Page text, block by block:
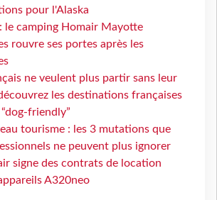
pour l'Alaska
: le camping Homair Mayotte
rouvre ses portes après les
ne veulent plus partir sans leur
les destinations françaises
“dog-friendly”
tourisme : les 3 mutations que
ne peuvent plus ignorer
signe des contrats de location
A320neo